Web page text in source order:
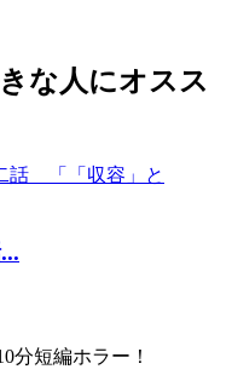
な人にオスス
分短編ホラー！